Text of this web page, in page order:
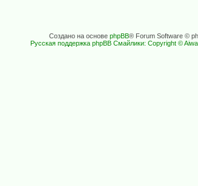
Создано на основе phpBB® Forum Software ©
Русская поддержка phpBB Смайлики: Copyright ©